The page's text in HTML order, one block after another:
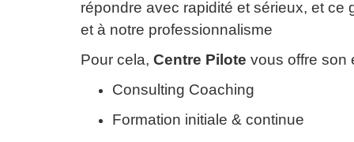
répondre avec rapidité et sérieux, et ce
et à notre professionnalisme
Pour cela, Centre Pilote vous offre son
Consulting Coaching
Formation initiale & continue